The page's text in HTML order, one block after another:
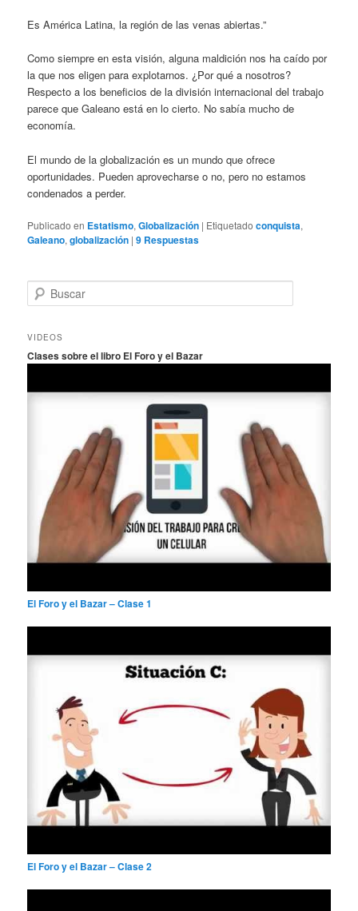
Es América Latina, la región de las venas abiertas.”
Como siempre en esta visión, alguna maldición nos ha caído por
la que nos eligen para explotarnos. ¿Por qué a nosotros?
Respecto a los beneficios de la división internacional del trabajo
parece que Galeano está en lo cierto. No sabía mucho de
economía.
El mundo de la globalización es un mundo que ofrece
oportunidades. Pueden aprovecharse o no, pero no estamos
condenados a perder.
Publicado en Estatismo,Globalización | Etiquetado conquista,
Galeano,globalización |9 Respuestas
u
c
r
VIDEOS
Clases sobre el libro El Foro y el Bazar
El Foro y el Bazar – Clase 1
El Foro y el Bazar – Clase 2